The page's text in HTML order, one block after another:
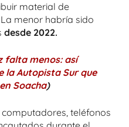
material de
menor habría sido
desde 2022.
falta menos: así
la Autopista Sur que
Soacha)
teléfonos